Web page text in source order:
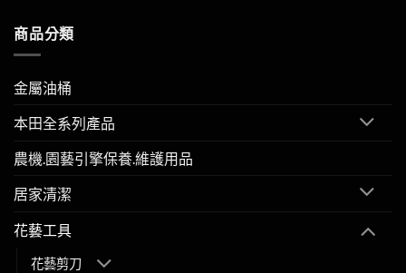
商品分類
金屬油桶
本田全系列產品
農機.園藝引擎保養.維護用品
居家清潔
花藝工具
花藝剪刀